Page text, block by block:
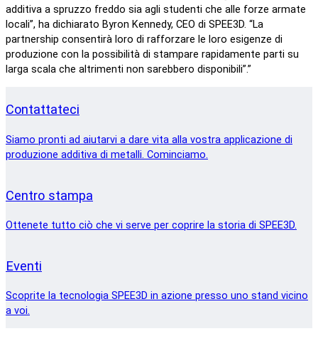
additiva a spruzzo freddo sia agli studenti che alle forze armate
locali”, ha dichiarato Byron Kennedy, CEO di SPEE3D. “La
partnership consentirà loro di rafforzare le loro esigenze di
produzione con la possibilità di stampare rapidamente parti su
larga scala che altrimenti non sarebbero disponibili”.”
Contattateci
Siamo pronti ad aiutarvi a dare vita alla vostra applicazione di
produzione additiva di metalli. Cominciamo.
Centro stampa
Ottenete tutto ciò che vi serve per coprire la storia di SPEE3D.
Eventi
Scoprite la tecnologia SPEE3D in azione presso uno stand vicino
a voi.